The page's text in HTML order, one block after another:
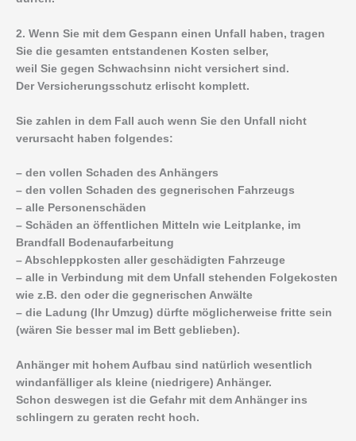
2. Wenn Sie mit dem Gespann einen Unfall haben, tragen
Sie die gesamten entstandenen Kosten selber,
weil Sie gegen Schwachsinn nicht versichert sind.
Der Versicherungsschutz erlischt komplett.
Sie zahlen in dem Fall auch wenn Sie den Unfall nicht
verursacht haben folgendes:
– den vollen Schaden des Anhängers
– den vollen Schaden des gegnerischen Fahrzeugs
– alle Personenschäden
– Schäden an öffentlichen Mitteln wie Leitplanke, im
Brandfall Bodenaufarbeitung
– Abschleppkosten aller geschädigten Fahrzeuge
– alle in Verbindung mit dem Unfall stehenden Folgekosten
wie z.B. den oder die gegnerischen Anwälte
– die Ladung (Ihr Umzug) dürfte möglicherweise fritte sein
(wären Sie besser mal im Bett geblieben).
Anhänger mit hohem Aufbau sind natürlich wesentlich
windanfälliger als kleine (niedrigere) Anhänger.
Schon deswegen ist die Gefahr mit dem Anhänger ins
schlingern zu geraten recht hoch.